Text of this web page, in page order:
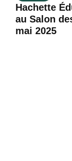
Hachette
au Salon
mai 2025